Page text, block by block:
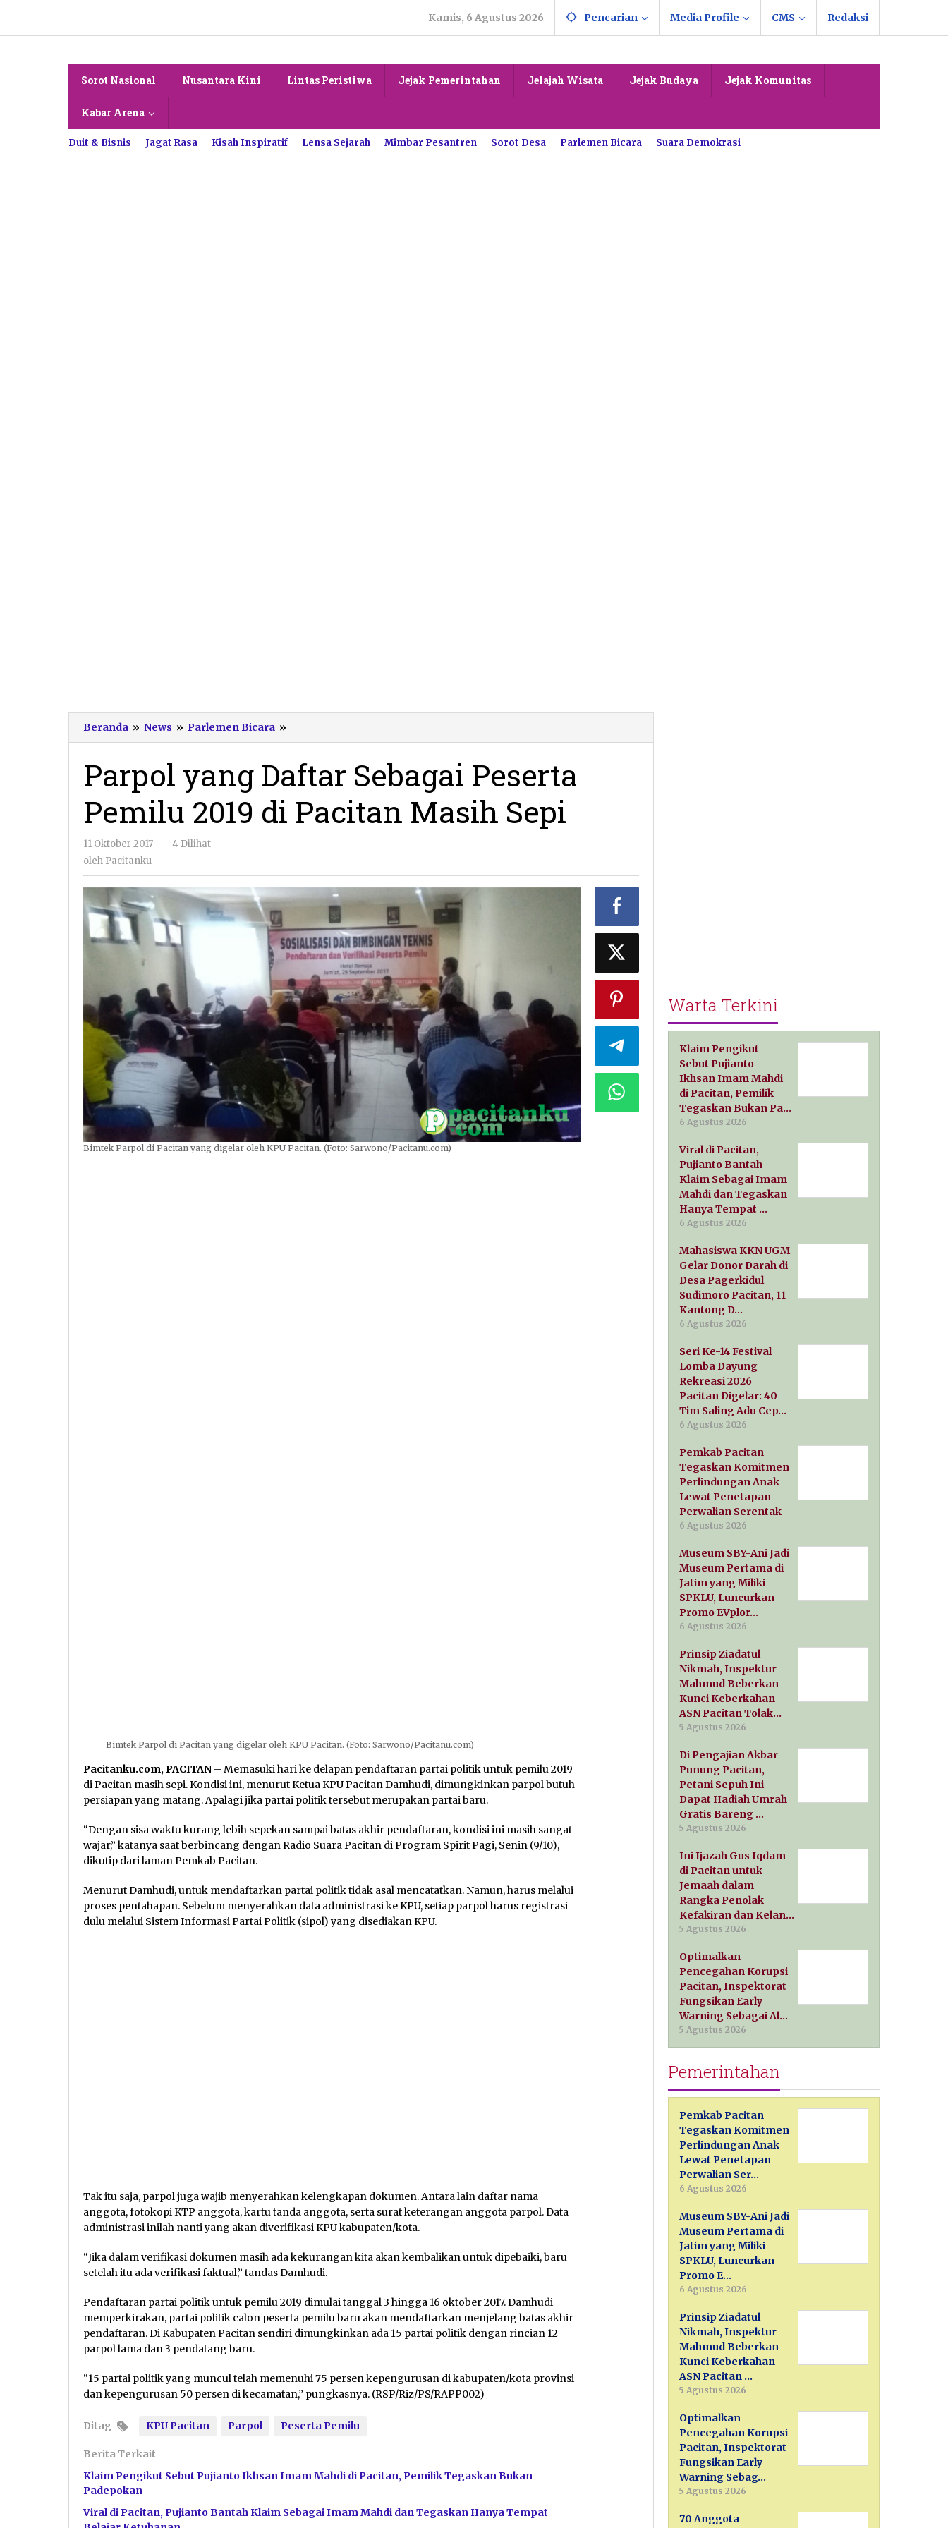
konten
Kamis, 6 Agustus 2026 Pencarian Media Profile CMS Redaksi
Sorot Nasional Nusantara Kini Lintas Peristiwa Jejak Pemerintahan Jelajah Wisata Jejak Budaya Jejak Komunitas
Kabar Arena
Duit & Bisnis Jagat Rasa Kisah Inspiratif Lensa Sejarah Mimbar Pesantren Sorot Desa Parlemen Bicara Suara Demokrasi
Beranda » News » Parlemen Bicara »
yang
Sebagai
Peserta
Pemilu
2019
Sepi
Parpol yang Daftar Sebagai Peserta
Pemilu 2019 di Pacitan Masih Sepi
11 Oktober 2017
oleh
-
4 Dilihat
oleh Pacitanku
Bimtek Parpol di Pacitan yang digelar oleh KPU Pacitan. (Foto: Sarwono/Pacitanu.com)
Bimtek Parpol di Pacitan yang digelar oleh KPU Pacitan. (Foto: Sarwono/Pacitanu.com)
Pacitanku.com, PACITAN – Memasuki hari ke delapan pendaftaran partai politik untuk pemilu 2019
di Pacitan masih sepi. Kondisi ini, menurut Ketua KPU Pacitan Damhudi, dimungkinkan parpol butuh
persiapan yang matang. Apalagi jika partai politik tersebut merupakan partai baru.
“Dengan sisa waktu kurang lebih sepekan sampai batas akhir pendaftaran, kondisi ini masih sangat
wajar,” katanya saat berbincang dengan Radio Suara Pacitan di Program Spirit Pagi, Senin (9/10),
dikutip dari laman Pemkab Pacitan.
Menurut Damhudi, untuk mendaftarkan partai politik tidak asal mencatatkan. Namun, harus melalui
proses pentahapan. Sebelum menyerahkan data administrasi ke KPU, setiap parpol harus registrasi
dulu melalui Sistem Informasi Partai Politik (sipol) yang disediakan KPU.
Tak itu saja, parpol juga wajib menyerahkan kelengkapan dokumen. Antara lain daftar nama
anggota, fotokopi KTP anggota, kartu tanda anggota, serta surat keterangan anggota parpol. Data
administrasi inilah nanti yang akan diverifikasi KPU kabupaten/kota.
“Jika dalam verifikasi dokumen masih ada kekurangan kita akan kembalikan untuk dipebaiki, baru
setelah itu ada verifikasi faktual,” tandas Damhudi.
Pendaftaran partai politik untuk pemilu 2019 dimulai tanggal 3 hingga 16 oktober 2017. Damhudi
memperkirakan, partai politik calon peserta pemilu baru akan mendaftarkan menjelang batas akhir
pendaftaran. Di Kabupaten Pacitan sendiri dimungkinkan ada 15 partai politik dengan rincian 12
parpol lama dan 3 pendatang baru.
“15 partai politik yang muncul telah memenuhi 75 persen kepengurusan di kabupaten/kota provinsi
dan kepengurusan 50 persen di kecamatan,” pungkasnya. (RSP/Riz/PS/RAPP002)
Ditag KPU Pacitan Parpol Peserta Pemilu
Berita Terkait
Klaim Pengikut Sebut Pujianto Ikhsan Imam Mahdi di Pacitan, Pemilik Tegaskan Bukan
Padepokan
Viral di Pacitan, Pujianto Bantah Klaim Sebagai Imam Mahdi dan Tegaskan Hanya Tempat
Warta Terkini
Klaim Pengikut
Sebut Pujianto
Ikhsan Imam Mahdi
di Pacitan, Pemilik
Tegaskan Bukan Pa…
6 Agustus 2026
Viral di Pacitan,
Pujianto Bantah
Klaim Sebagai Imam
Mahdi dan Tegaskan
Hanya Tempat …
6 Agustus 2026
Mahasiswa KKN UGM
Gelar Donor Darah di
Desa Pagerkidul
Sudimoro Pacitan, 11
Kantong D…
6 Agustus 2026
Seri Ke-14 Festival
Lomba Dayung
Rekreasi 2026
Pacitan Digelar: 40
Tim Saling Adu Cep…
6 Agustus 2026
Pemkab Pacitan
Tegaskan Komitmen
Perlindungan Anak
Lewat Penetapan
Perwalian Serentak
6 Agustus 2026
Museum SBY-Ani Jadi
Museum Pertama di
Jatim yang Miliki
SPKLU, Luncurkan
Promo EVplor…
6 Agustus 2026
Prinsip Ziadatul
Nikmah, Inspektur
Mahmud Beberkan
Kunci Keberkahan
ASN Pacitan Tolak…
5 Agustus 2026
Di Pengajian Akbar
Punung Pacitan,
Petani Sepuh Ini
Dapat Hadiah Umrah
Gratis Bareng …
5 Agustus 2026
Ini Ijazah Gus Iqdam
di Pacitan untuk
Jemaah dalam
Rangka Penolak
Kefakiran dan Kelan…
5 Agustus 2026
Optimalkan
Pencegahan Korupsi
Pacitan, Inspektorat
Fungsikan Early
Warning Sebagai Al…
5 Agustus 2026
Pemerintahan
Pemkab Pacitan
Tegaskan Komitmen
Perlindungan Anak
Lewat Penetapan
Perwalian Ser…
6 Agustus 2026
Museum SBY-Ani Jadi
Museum Pertama di
Jatim yang Miliki
SPKLU, Luncurkan
Promo E…
6 Agustus 2026
Prinsip Ziadatul
Nikmah, Inspektur
Mahmud Beberkan
Kunci Keberkahan
ASN Pacitan …
5 Agustus 2026
Optimalkan
Pencegahan Korupsi
Pacitan, Inspektorat
Fungsikan Early
Warning Sebag…
5 Agustus 2026
70 Anggota